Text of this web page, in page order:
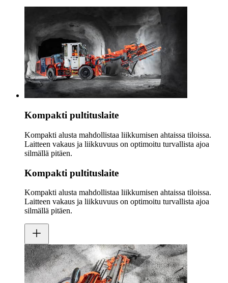
Kompakti pultituslaite
Kompakti alusta mahdollistaa liikkumisen ahtaissa tiloissa.
Laitteen vakaus ja liikkuvuus on optimoitu turvallista ajoa
silmällä pitäen.
Kompakti pultituslaite
Kompakti alusta mahdollistaa liikkumisen ahtaissa tiloissa.
Laitteen vakaus ja liikkuvuus on optimoitu turvallista ajoa
silmällä pitäen.